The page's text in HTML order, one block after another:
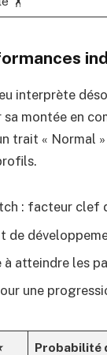
interprète
montée en
trait « Normal
: facteur
de
atteindre les
une
Probabilité